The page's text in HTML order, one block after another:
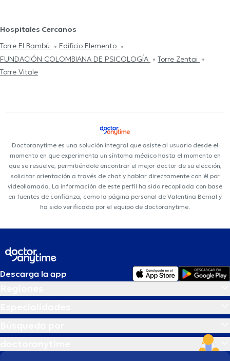
Hospitales Cercanos
Torre El Bambú
Edificio Elemento
FUNDACIÓN COLOMBIANA DE PSICOLOGÍA
Torre Zentai
Torre Vitale
Doctoranytime es una solución integral que asiste al usuario desde el
momento en que experimenta un síntoma médico hasta el momento en
que se resuelve, permitiéndole encontrar el mejor doctor de su elección,
solicitar orientación a través de chat y hablar directamente con él por
videollamada. La información de este perfil ha sido recopilada con base
en fuentes de confianza, como la página personal de Valentina Bernal y
ha sido verificada por el equipo de doctoranytime.
Descarga la app